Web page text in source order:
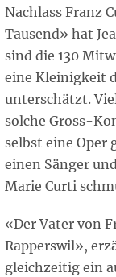
Nachlass Franz
Tausend» hat
sind die 130
eine Kleinigkeit
unterschätzt.
solche Gross-
selbst eine Oper
einen Sänger
Marie Curti
«Der Vater von
Rapperswil»,
gleichzeitig ein